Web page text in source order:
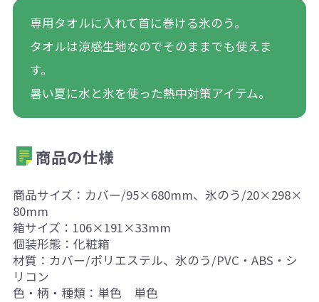
専用タオルに入れて首に巻ける氷のう。
タオルは涼感生地なのでそのままでも使えま
す。
暑い夏に水と氷を使った熱中対策アイテム。
商品の仕様
商品サイズ：カバー/95×680mm、氷のう/20×298×
80mm
箱サイズ：106×191×33mm
個装形態：化粧箱
材質：カバー/ポリエステル、氷のう/PVC・ABS・シ
リコン
色・柄・種類：単色 単色